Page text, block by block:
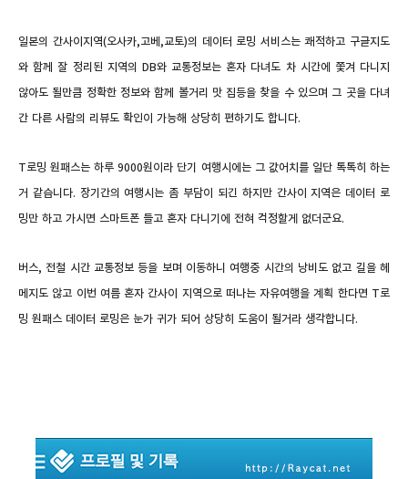
일본의 간사이지역(오사카,고베,교토)의 데이터 로밍 서비스는 쾌적하고 구글지도
와 함께 잘 정리된 지역의 DB와 교통정보는 혼자 다녀도 차 시간에 쫓겨 다니지
않아도 될만큼 정확한 정보와 함께 볼거리 맛 집등을 찾을 수 있으며 그 곳을 다녀
간 다른 사람의 리뷰도 확인이 가능해 상당히 편하기도 합니다.
T로밍 원패스는 하루 9000원이라 단기 여행시에는 그 값어치를 일단 톡톡히 하는
거 같습니다. 장기간의 여행시는 좀 부담이 되긴 하지만 간사이 지역은 데이터 로
밍만 하고 가시면 스마트폰 들고 혼자 다니기에 전혀 걱정할게 없더군요.
버스, 전철 시간 교통정보 등을 보며 이동하니 여행중 시간의 낭비도 없고 길을 헤
메지도 않고 이번 여름 혼자 간사이 지역으로 떠나는 자유여행을 계획 한다면 T로
밍 원패스 데이터 로밍은 눈가 귀가 되어 상당히 도움이 될거라 생각합니다.